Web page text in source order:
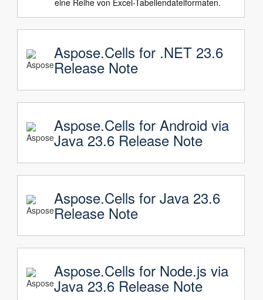
eine Reihe von Excel-Tabellendateiformaten.
Aspose.Cells for .NET 23.6
Release Note
Aspose.Cells for Android via
Java 23.6 Release Note
Aspose.Cells for Java 23.6
Release Note
Aspose.Cells for Node.js via
Java 23.6 Release Note